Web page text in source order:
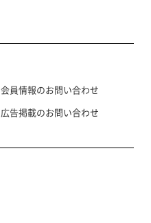
会員情報のお問い合わせ
広告掲載のお問い合わせ